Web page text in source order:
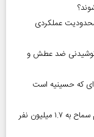
۱۰.۵ میلیون نفر با محدودیت عملکردی
نوشیدنی ضد عطش و
که حسینیه است
آغاز رسمی برنامه‌های اربعین ۱۴۰۵ در مرز‌ها | ثبت‌نام سماح به ۱.۷ میلیون نفر